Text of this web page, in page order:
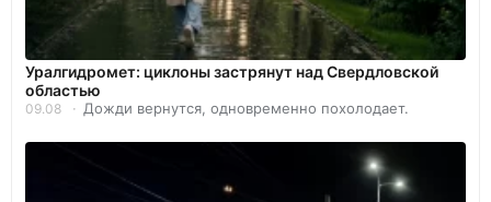
Уралгидромет: циклоны застрянут над Свердловской
областью
09.08 Дожди вернутся, одновременно похолодает.